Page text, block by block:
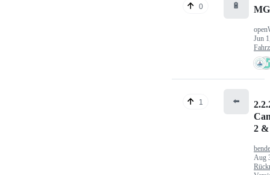
0 🔋
Jun
1 ⬅️
2 &
Aug